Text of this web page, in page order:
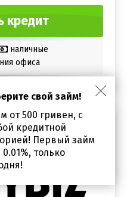
кредит
наличные
офиса
свой займ!
от 500 гривен, с
кредитной
Первый займ
0.01%, только